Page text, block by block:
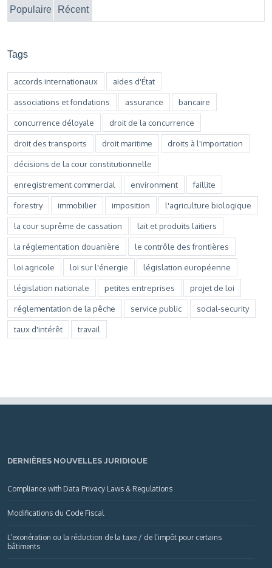
Populaire Récent
Tags
accords internationaux aides d'État
associations et fondations assurance bancaire
concurrence déloyale droit de la concurrence
droit des transports droit maritime droits à l'importation
décisions de la cour constitutionnelle
enregistrement commercial environment faillite
forestry immobilier imposition l'agriculture biologique
la cour suprême de cassation lait et produits laitiers
la réglementation douanière le contrôle des frontières
loi agricole loi sur l'énergie législation européenne
législation nationale petites entreprises projet de loi
réglementation de la pêche service public social-security
taux d'intérêt travail
DERNIÈRES NOUVELLES JURIDIQUE
Compliance with Data Privacy Laws & Regulations
Modifications du Code Fiscal
L’exonération ou la réduction de la taxe / de l’impôt pour certains
bâtiments